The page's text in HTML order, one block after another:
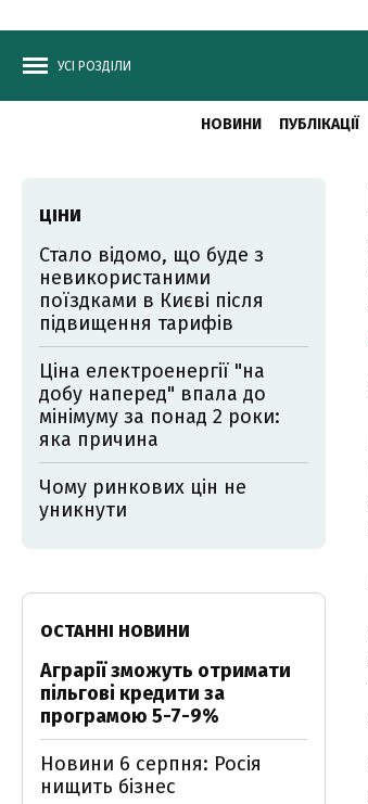
УСІ РОЗДІЛИ
НОВИНИ ПУБЛІКАЦІЇ
ЦІНИ
Стало відомо, що буде з
невикористаними
поїздками в Києві після
підвищення тарифів
Ціна електроенергії "на
добу наперед" впала до
мінімуму за понад 2 роки:
яка причина
Чому ринкових цін не
уникнути
ОСТАННІ НОВИНИ
Аграрії зможуть отримати
пільгові кредити за
програмою 5-7-9%
Новини 6 серпня: Росія
нищить бізнес